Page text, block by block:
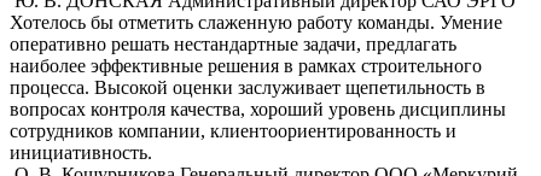
Хотелось бы отметить слaженную работу команды. Умение
оперативно решать нестандартные задачи, предлагать
наиболее эффективные решения в рамках строительного
процесса. Высокой оценки заслуживает щепетильность в
вопросах контроля качества, хороший уровень дисциплины
сотрудников компании, клиентоориентированность и
инициативность.